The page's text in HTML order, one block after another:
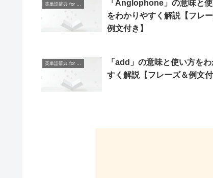
「Anglophone」の意味と
をわかりやすく解説【フレ
例文付き】
「add」の意味と使い方を
すく解説【フレーズ＆例文付